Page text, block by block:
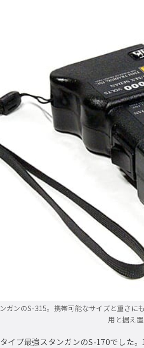
ガンのS-315。携帯可能なサイズと重さに
用と据え
イプ最強スタンガンのS-170でした